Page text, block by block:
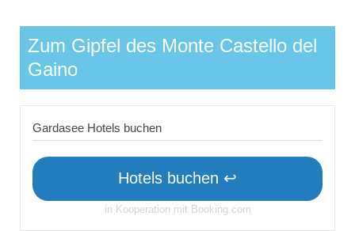
Zum Gipfel des Monte Castello del
Gaino
Gardasee Hotels buchen
Hotels buchen ↩
in Kooperation mit Booking.com